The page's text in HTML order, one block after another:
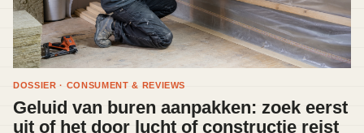
DOSSIER · CONSUMENT & REVIEWS
Geluid van buren aanpakken: zoek eerst
uit of het door lucht of constructie reist